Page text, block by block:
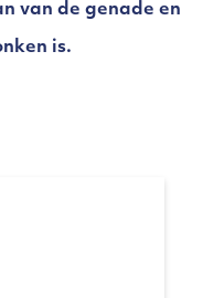
van de genade en
is.